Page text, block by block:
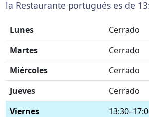
la Restaurante portugués es de
Lunes
Cerrado
Martes
Cerrado
Miércoles
Cerrado
Jueves
Cerrado
Viernes